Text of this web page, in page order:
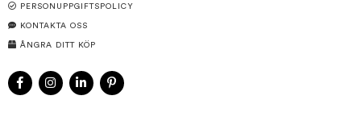
PERSONUPPGIFTSPOLICY
KONTAKTA OSS
ÅNGRA DITT KÖP